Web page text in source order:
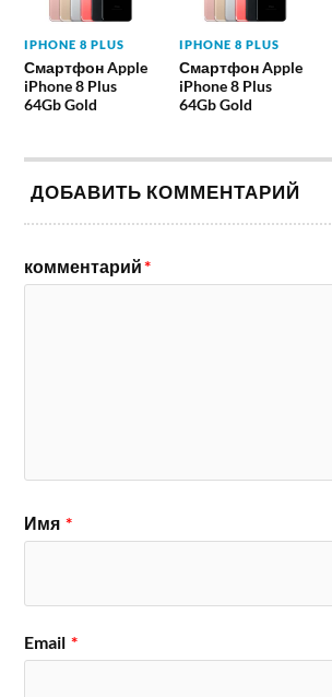
IPHONE 8 PLUS
Смартфон Apple
iPhone 8 Plus
64Gb Gold
IPHONE 8 PLUS
Смартфон Apple
iPhone 8 Plus
64Gb Gold
ДОБАВИТЬ КОММЕНТАРИЙ
комментарий*
Имя *
Email *